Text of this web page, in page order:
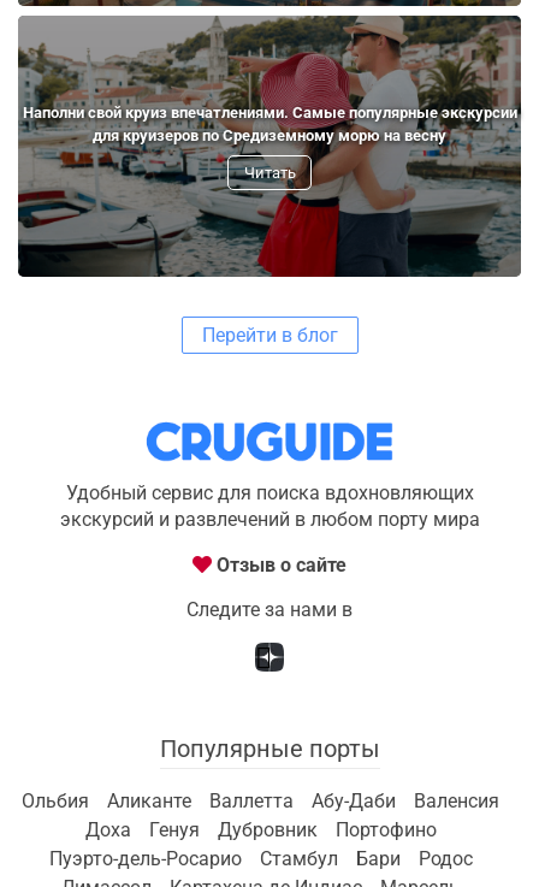
Наполни свой круиз впечатлениями. Самые популярные экскурсии
для круизеров по Средиземному морю на весну
Читать
Перейти в блог
Удобный сервис для поиска вдохновляющих
экскурсий и развлечений в любом порту мира
Отзыв о сайте
Следите за нами в
Популярные порты
Ольбия Аликанте Валлетта Абу-Даби
Валенсия
Доха
Генуя Дубровник
Портофино
Пуэрто-дель-Росарио
Стамбул Бари
Родос